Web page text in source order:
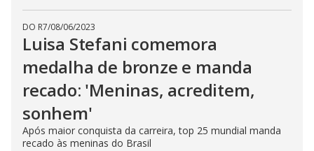
DO R7/08/06/2023
Luisa Stefani comemora
medalha de bronze e manda
recado: 'Meninas, acreditem,
sonhem'
Após maior conquista da carreira, top 25 mundial manda
recado às meninas do Brasil